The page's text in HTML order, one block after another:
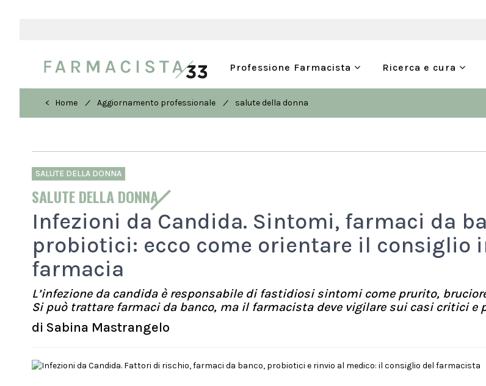
Professione Farmacista Ricerca e cura
< Home / Aggiornamento professionale / salute della donna
SALUTE DELLA DONNA
SALUTE DELLA DONNA
Infezioni da Candida. Sintomi, farmaci da
probiotici: ecco come orientare il consiglio
farmacia
L’infezione da candida è responsabile di fastidiosi sintomi come prurito,
Si può trattare farmaci da banco, ma il farmacista deve vigilare sui casi critici e
di Sabina Mastrangelo